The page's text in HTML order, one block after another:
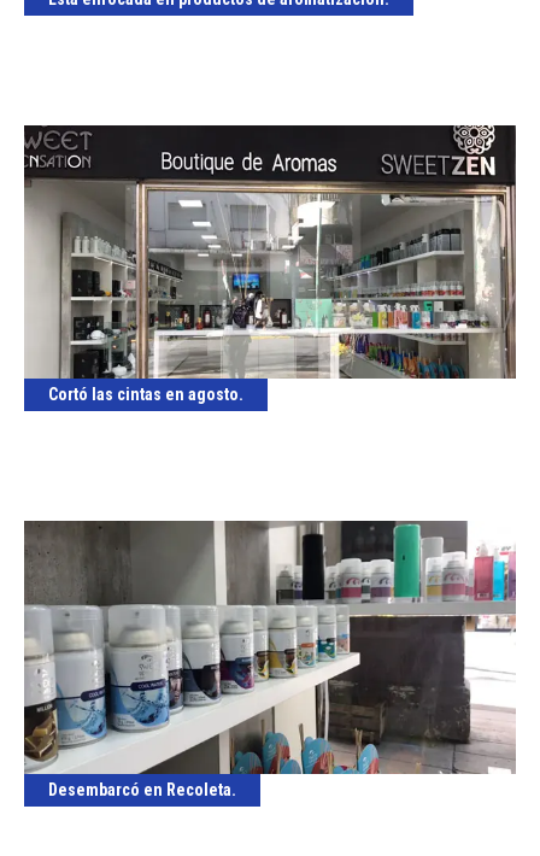
Cortó las cintas en agosto.
Desembarcó en Recoleta.